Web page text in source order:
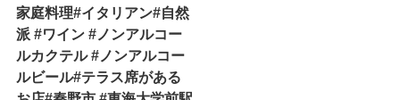
家庭料理#イタリアン#自然
派 #ワイン #ノンアルコー
ルカクテル #ノンアルコー
ルビール#テラス席がある